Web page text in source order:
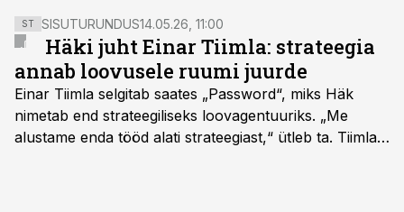
ST SISUTURUNDUS14.05.26, 11:00
Häki juht Einar Tiimla: strateegia
annab loovusele ruumi juurde
Einar Tiimla selgitab saates „Password“, miks Häk
nimetab end strateegiliseks loovagentuuriks. „Me
alustame enda tööd alati strateegiast,“ ütleb ta. Tiimla